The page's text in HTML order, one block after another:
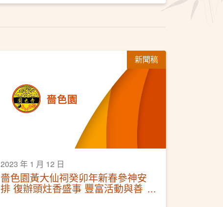
新聞稿
2023 年 1 月 12 日
嗇色園黃大仙祠癸卯年新春參神安
排 復辦頭炷香盛事 豐富活動與善